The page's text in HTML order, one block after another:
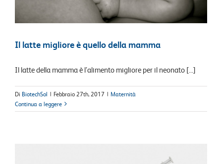
Il latte migliore è quello della mamma
Il latte della mamma è l’alimento migliore per il neonato [...]
Di BiotechSol | Febbraio 27th, 2017 | Maternità
Continua a leggere